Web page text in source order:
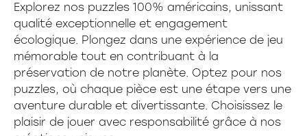
Casse-tête enfants
100 pieces
25 a 50 pieces
30 pièces
368 pièces
45 pièces
Découvertes
24 pièces
Explorez nos puzzles 100% américains, unissant
qualité exceptionnelle et engagement
écologique. Plongez dans une expérience de jeu
mémorable tout en contribuant à la
préservation de notre planète. Optez pour nos
puzzles, où chaque pièce est une étape vers une
aventure durable et divertissante. Choisissez le
plaisir de jouer avec responsabilité grâce à nos